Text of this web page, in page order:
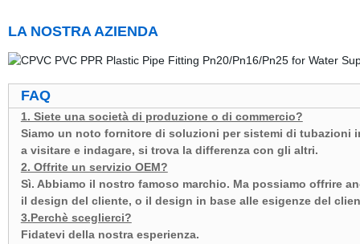
LA NOSTRA AZIENDA
FAQ
1. Siete una società di produzione o di commercio?
Siamo un noto fornitore di soluzioni per sistemi di tubazioni
a visitare e indagare, si trova la differenza con gli altri.
2. Offrite un servizio OEM?
Sì. Abbiamo il nostro famoso marchio. Ma possiamo offrire
il design del cliente, o il design in base alle esigenze del
3.Perchè sceglierci?
Fidatevi della nostra esperienza.